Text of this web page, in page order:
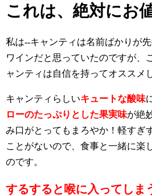
これは、絶対にお
私は--キャンティは名前ばかりが
ワインだと思っていたのですが、
ャンティは自信を持ってオススメ
キャンティらしいキュートな酸味
ローのたっぷりとした果実味が絶
み口がとってもまろやか！軽すぎ
ことがないので、食事と一緒に楽
のです。
するすると喉に入ってしま